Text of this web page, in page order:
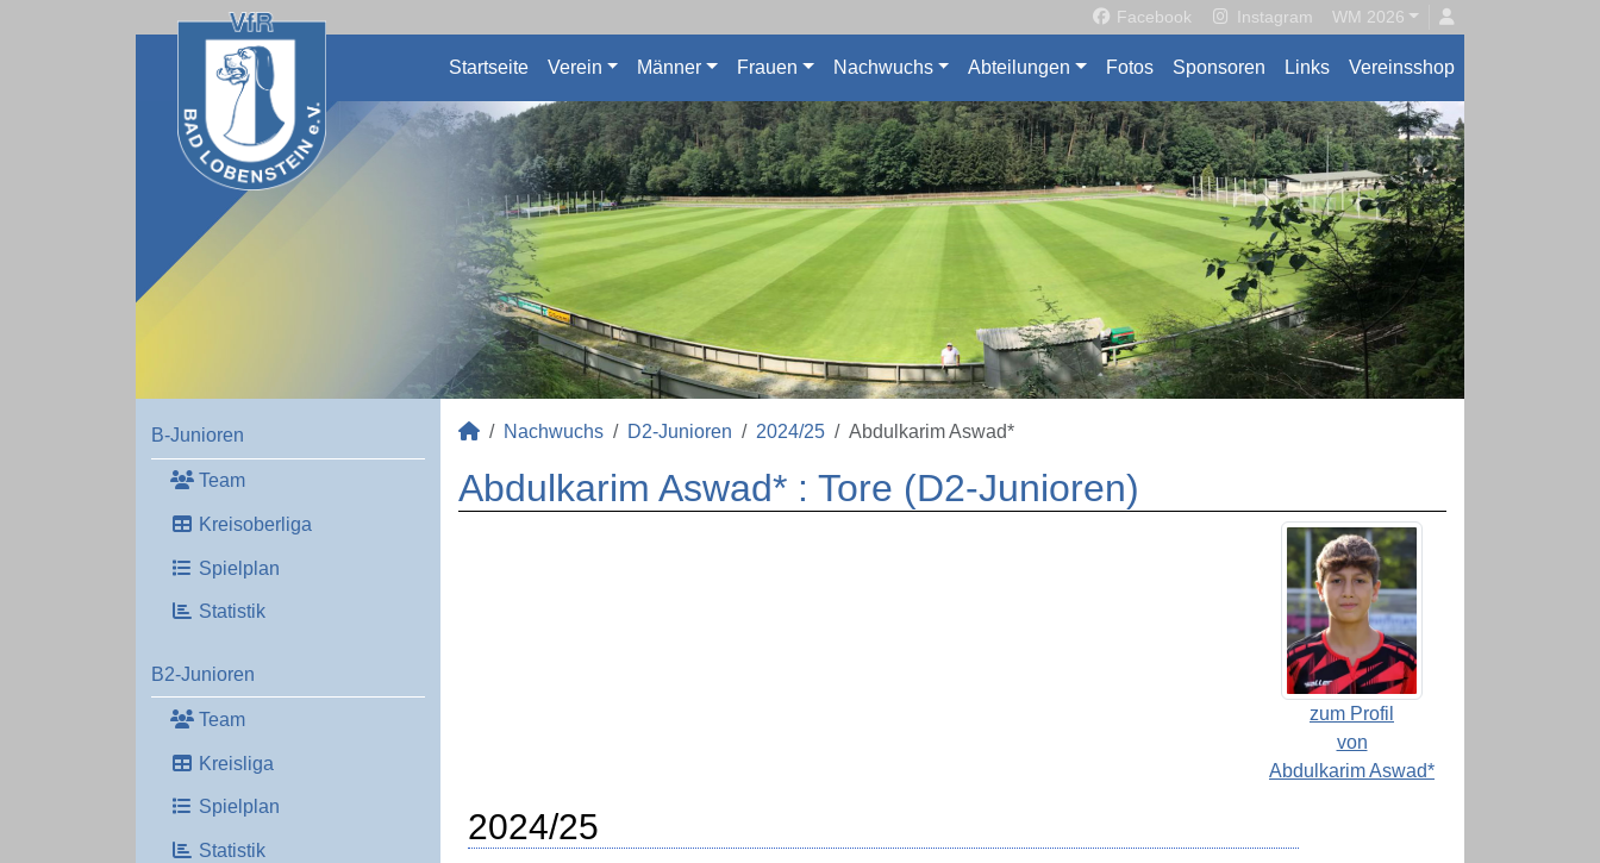
Facebook Instagram WM 2026
Startseite Verein Männer Frauen Nachwuchs Abteilungen Fotos Sponsoren Links Vereinsshop
B-Junioren
Team
Kreisoberliga
Spielplan
Statistik
B2-Junioren
Team
Kreisliga
Spielplan
Statistik
Nachwuchs D2-Junioren 2024/25 Abdulkarim Aswad*
Abdulkarim Aswad* : Tore (D2-Junioren)
zum Profil
von
Abdulkarim Aswad*
2024/25